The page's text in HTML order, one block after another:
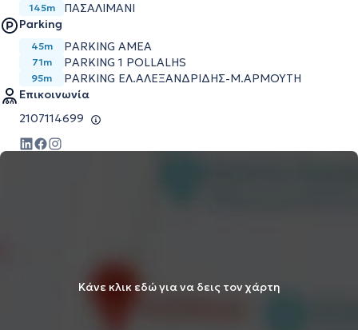
145m
ΠΑΣΑΛΙΜΑΝΙ
Parking
45m PARKING ΑΜΕΑ
71m PARKING 1 POLLALHS
95m
PARKING ΕΛ.ΑΛΕΞΑΝΔΡΙΔΗΣ-Μ.ΑΡΜΟΥΤΗ
Επικοινωνία
2107114699
Κάνε κλικ εδώ για να δεις τον χάρτη